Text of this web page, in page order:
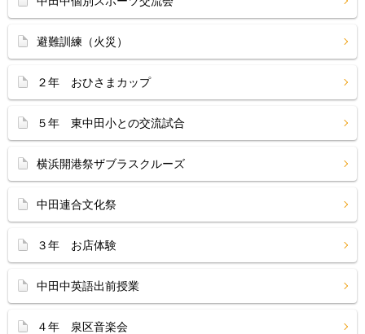
避難訓練（火災）
２年 おひさまカップ
５年 東中田小との交流試合
横浜開港祭ザブラスクルーズ
中田連合文化祭
３年 お店体験
中田中英語出前授業
４年 泉区音楽会